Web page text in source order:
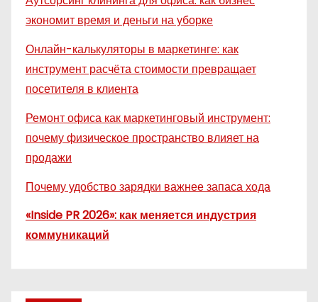
экономит время и деньги на уборке
Онлайн-калькуляторы в маркетинге: как
инструмент расчёта стоимости превращает
посетителя в клиента
Ремонт офиса как маркетинговый инструмент:
почему физическое пространство влияет на
продажи
Почему удобство зарядки важнее запаса хода
«Inside PR 2026»: как меняется индустрия
коммуникаций